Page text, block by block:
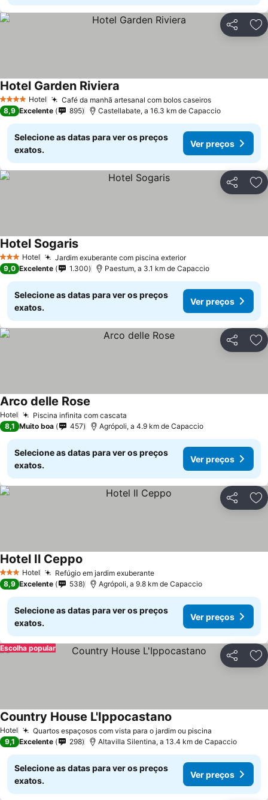
Partilhar
4 EstrelasHotel Café da manhã artesanal com bolos caseiros
Hotel Garden Riviera
8,9 Excelente 895 Castellabate, a 16.3 km de Capaccio
Selecione as datas para ver os preços
exatos.
Ver preços
Partilhar
3 EstrelasHotel Jardim exuberante com piscina exterior
Hotel Sogaris
9,0 Excelente 1.300 Paestum, a 3.1 km de Capaccio
Selecione as datas para ver os preços
exatos.
Ver preços
Partilhar
Hotel Piscina infinita com cascata
Arco delle Rose
8,1 Muito boa 457 Agrópoli, a 4.9 km de Capaccio
Selecione as datas para ver os preços
exatos.
Ver preços
Partilhar
3 EstrelasHotel Refúgio em jardim exuberante
Hotel Il Ceppo
8,9 Excelente 538 Agrópoli, a 9.8 km de Capaccio
Selecione as datas para ver os preços
exatos.
Ver preços
Partilhar
Escolha popular
Hotel Quartos espaçosos com vista para o jardim ou piscina
Country House L'Ippocastano
9,1 Excelente 298 Altavilla Silentina, a 13.4 km de Capaccio
Selecione as datas para ver os preços
exatos.
Ver preços